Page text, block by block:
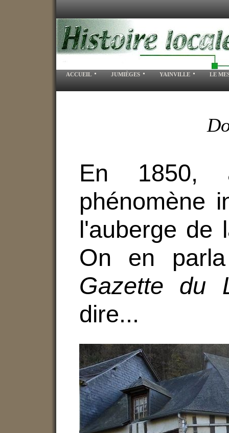
ACCUEIL JUMIÈGES YAINVILLE LE
En 1850,
phénomène
l'auberge de
On en
Gazette du
dire...